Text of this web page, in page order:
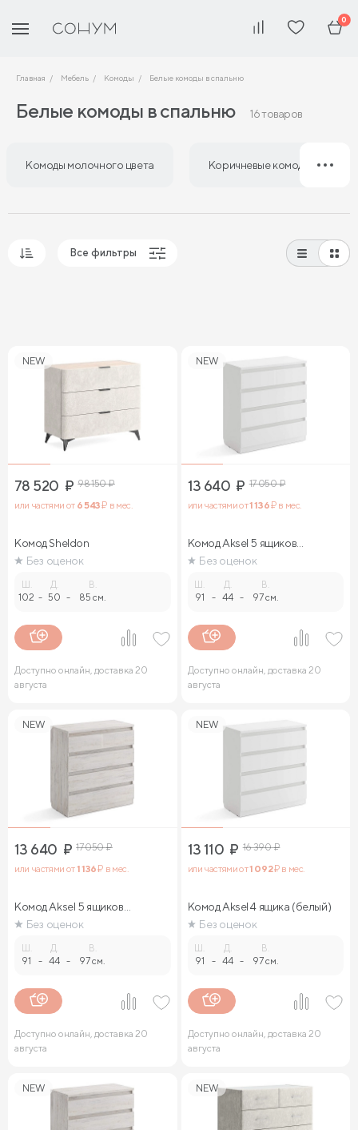
0
Главная Мебель Комоды Белые комоды в спальню
Белые комоды в спальню 16 товаров
Комоды молочного цвета Коричневые комоды в
Все фильтры
NEW
78 520 ₽ 98 150₽
или частями от 6 543₽ в мес.
Комод Sheldon
Без оценок
Ш.
102 -
Д.
50 -
В.
85 см.
Доступно онлайн, доставка 20
августа
NEW
13 640 ₽ 17 050₽
или частями от1 136₽ в мес.
Комод Aksel 5 ящиков
(белый)
Без оценок
Ш.
91 -
Д.
44 -
В.
97 см.
Доступно онлайн, доставка 20
августа
NEW
13 640 ₽ 17 050₽
или частями от1 136₽ в мес.
Комод Aksel 5 ящиков
(ясмунд)
Без оценок
91 -
Д.
44 -
В.
97 см.
Доступно онлайн, доставка 20
августа
NEW
13 110 ₽ 16 390₽
или частями от1 092₽ в мес.
Комод Aksel 4 ящика (белый)
Без оценок
91 -
Д.
44 -
В.
97 см.
Доступно онлайн, доставка 20
августа
NEW NEW